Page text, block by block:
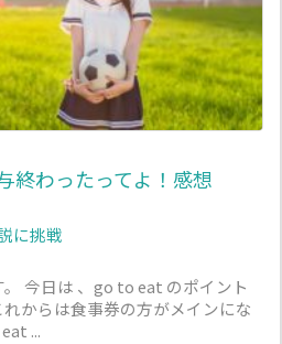
終わったってよ！感想
に挑戦
今日は 、go to eat のポイント
からは食事券の方がメインにな
...